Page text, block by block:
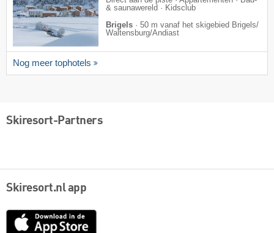
& saunawereld · Kidsclub
Brigels · 50 m vanaf het skigebied Brigels/​
Waltensburg/​Andiast
Nog meer tophotels
Skiresort-Partners
Skiresort.nl app
App